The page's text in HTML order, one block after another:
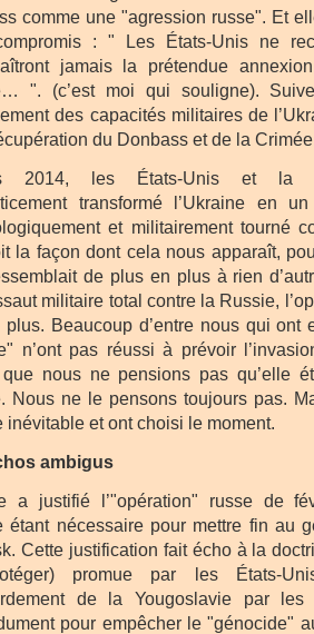
comme une "agression russe". Et
: " Les États-Unis ne
jamais la prétendue
". (c’est moi qui souligne).
des capacités militaires de
du Donbass et de la
2014, les États-Unis et la
transformé l’Ukraine en
et militairement tourné
la façon dont cela nous apparaît,
de plus en plus à rien
militaire total contre la Russie,
Beaucoup d’entre nous qui ont
n’ont pas réussi à prévoir
nous ne pensions pas qu’elle
Nous ne le pensons toujours pas.
inévitable et ont choisi le moment.
ambigus
a justifié l’"opération" russe de
étant nécessaire pour mettre fin au
Cette justification fait écho à la
promue par les États-
de la Yougoslavie par les
pour empêcher le "génocide"